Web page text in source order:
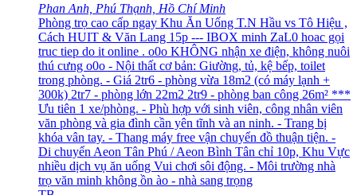
Phan Anh, Phú Thạnh, Hồ Chí Minh
Phòng trọ cao cấp ngay Khu Ăn Uống T.N Hầu vs Tô Hiệu ,
Cách HUIT & Văn Lang 15p --- IBOX minh ZaL0 hoac gọi
truc tiep do it online . o0o KHÔNG nhận xe điện, không nuôi
thú cưng o0o - Nội thất cơ bản: Giường, tủ, kệ bếp, toilet
trong phòng. - Giá 2tr6 - phòng vừa 18m2 (có máy lạnh +
300k) 2tr7 - phòng lớn 22m2 2tr9 - phòng ban công 26m² ***
Ưu tiên 1 xe/phòng. - Phù hợp với sinh viên, công nhân viên
văn phòng và gia đình cần yên tĩnh và an ninh. - Trang bị
khóa vân tay. - Thang máy free vận chuyển đồ thuận tiện. -
Di chuyển Aeon Tân Phú / Aeon Bình Tân chỉ 10p, Khu Vực
nhiều dịch vụ ăn uống Vui chơi sôi động. - Môi trường nhà
trọ văn minh không ồn ào - nhà sang trọng